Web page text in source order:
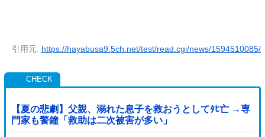
引用元: https://hayabusa9.5ch.net/test/read.cgi/news/1594510085/
【夏の悲劇】父親、溺れた息子を救おうとしてﾀﾋ亡 →専
門家も警鐘「救助は二次被害が多い」